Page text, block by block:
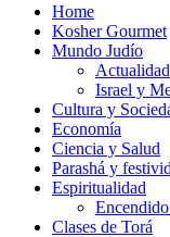
Home
Kosher Gourmet
Mundo Judío
Israel y
Cultura y
Economía
Ciencia y Salud
Parashá y
Espiritualidad
Clases de Torá